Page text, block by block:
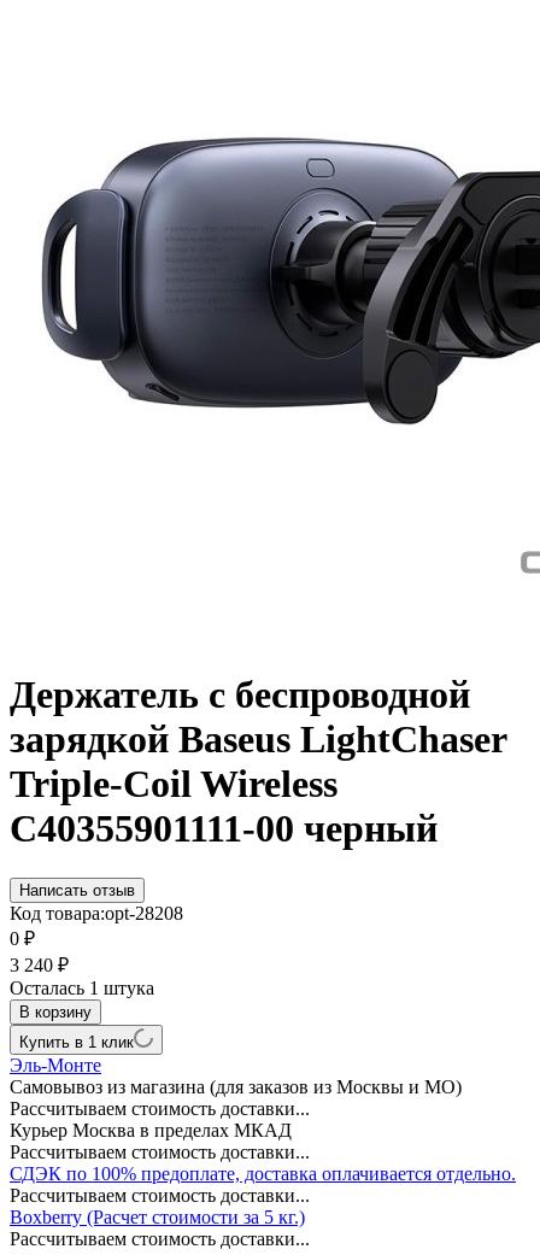
Держатель c беспроводной
зарядкой Baseus LightChaser
Triple-Coil Wireless
C40355901111-00 черный
Написать отзыв
Код товара:opt-28208
0 ₽
3 240 ₽
Осталась 1 штука
В корзину
Купить в 1 клик
Эль-Монте
Самовывоз из магазина (для заказов из Москвы и МО)
Рассчитываем стоимость доставки...
Курьер Москва в пределах МКАД
Рассчитываем стоимость доставки...
СДЭК по 100% предоплате, доставка оплачивается отдельно.
Рассчитываем стоимость доставки...
Boxberry (Расчет стоимости за 5 кг.)
Рассчитываем стоимость доставки...